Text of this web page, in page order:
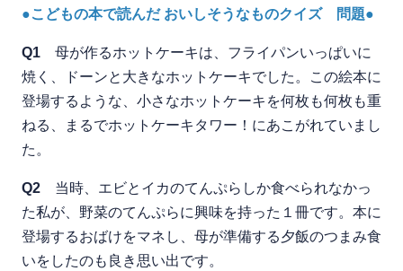
●こどもの本で読んだ おいしそうなものクイズ 問題●
Q1 母が作るホットケーキは、フライパンいっぱいに
焼く、ドーンと大きなホットケーキでした。この絵本に
登場するような、小さなホットケーキを何枚も何枚も重
ねる、まるでホットケーキタワー！にあこがれていまし
た。
Q2 当時、エビとイカのてんぷらしか食べられなかっ
た私が、野菜のてんぷらに興味を持った１冊です。本に
登場するおばけをマネし、母が準備する夕飯のつまみ食
いをしたのも良き思い出です。